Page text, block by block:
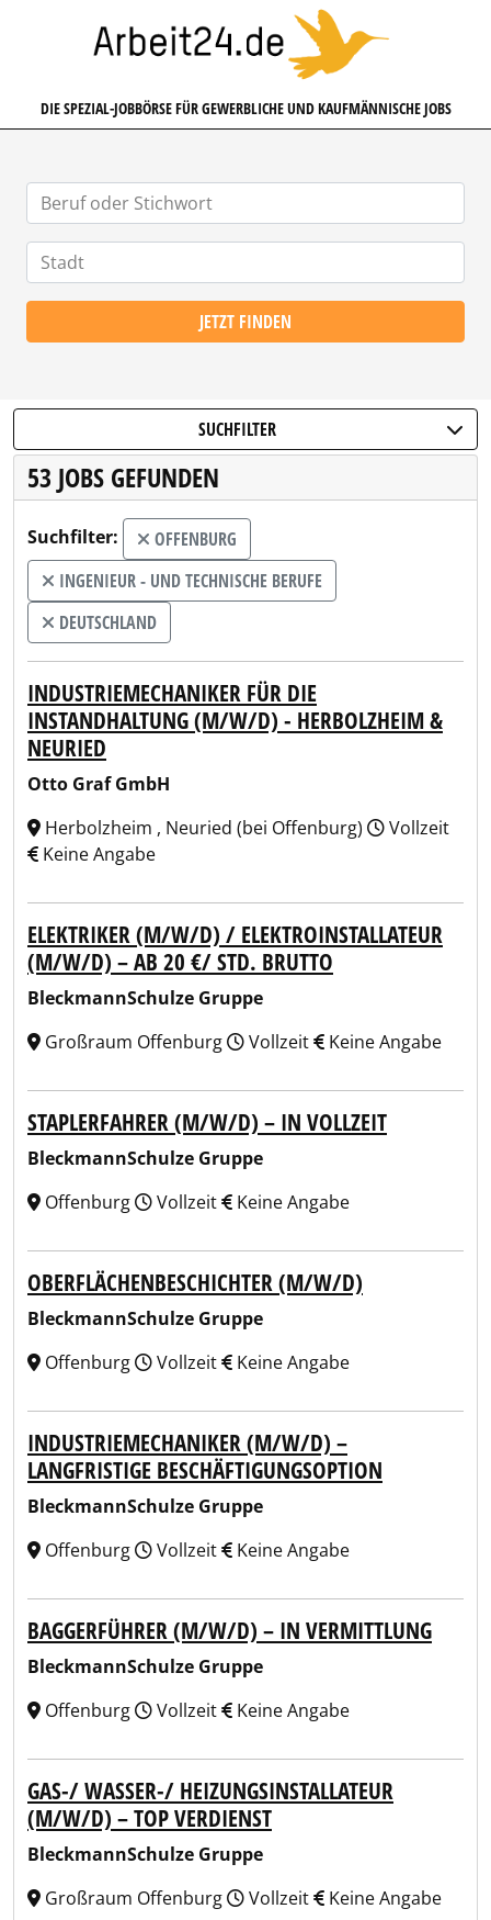
ARBEIT24.DE
DIE SPEZIAL-JOBBÖRSE FÜR GEWERBLICHE UND KAUFMÄNNISCHE JOBS
JETZT FINDEN
SUCHFILTER
53 JOBS GEFUNDEN
Suchfilter:
OFFENBURG
INGENIEUR - UND TECHNISCHE BERUFE
DEUTSCHLAND
INDUSTRIEMECHANIKER FÜR DIE
INSTANDHALTUNG (M/W/D) - HERBOLZHEIM &
NEURIED
Otto Graf GmbH
Herbolzheim , Neuried (bei Offenburg)
Vollzeit
Keine Angabe
ELEKTRIKER (M/W/D) / ELEKTROINSTALLATEUR
(M/W/D) – AB 20 €/ STD. BRUTTO
BleckmannSchulze Gruppe
Großraum Offenburg
Vollzeit Keine Angabe
STAPLERFAHRER (M/W/D) – IN VOLLZEIT
BleckmannSchulze Gruppe
Offenburg
Vollzeit Keine Angabe
OBERFLÄCHENBESCHICHTER (M/W/D)
BleckmannSchulze Gruppe
Offenburg
Vollzeit Keine Angabe
INDUSTRIEMECHANIKER (M/W/D) –
LANGFRISTIGE BESCHÄFTIGUNGSOPTION
BleckmannSchulze Gruppe
Offenburg
Vollzeit Keine Angabe
BAGGERFÜHRER (M/W/D) – IN VERMITTLUNG
BleckmannSchulze Gruppe
Offenburg
Vollzeit Keine Angabe
GAS-/ WASSER-/ HEIZUNGSINSTALLATEUR
(M/W/D) – TOP VERDIENST
BleckmannSchulze Gruppe
Großraum Offenburg
Vollzeit Keine Angabe